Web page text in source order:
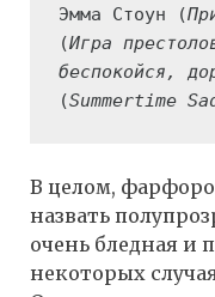
Эмма Стоун (
(Игра
беспокойся,
(Summertime
В целом,
назвать
очень бледная и
некоторых